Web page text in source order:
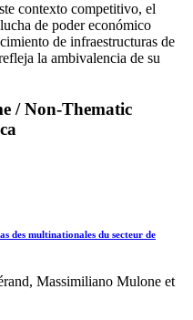
contexto competitivo, el
de poder económico
de infraestructuras de
la ambivalencia de su
/ Non-Thematic
des multinationales du secteur de
Massimiliano Mulone et